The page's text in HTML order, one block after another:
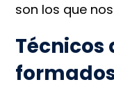
son los que